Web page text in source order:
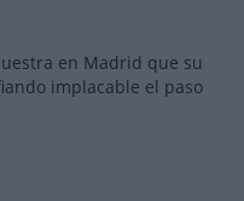
en Madrid que su
implacable el paso